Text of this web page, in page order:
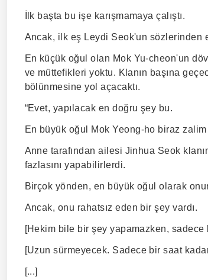
İlk başta bu işe karışmamaya çalıştı.
Ancak, ilk eş Leydi Seok'un sözlerinden
En küçük oğul olan Mok Yu-cheon'un
ve müttefikleri yoktu. Klanın başına
bölünmesine yol açacaktı.
“Evet, yapılacak en doğru şey bu.
En büyük oğul Mok Yeong-ho biraz
Anne tarafından ailesi Jinhua Seok
fazlasını yapabilirlerdi.
Birçok yönden, en büyük oğul olarak
Ancak, onu rahatsız eden bir şey vardı.
[Hekim bile bir şey yapamazken, sadece
[Uzun sürmeyecek. Sadece bir saat
[...]